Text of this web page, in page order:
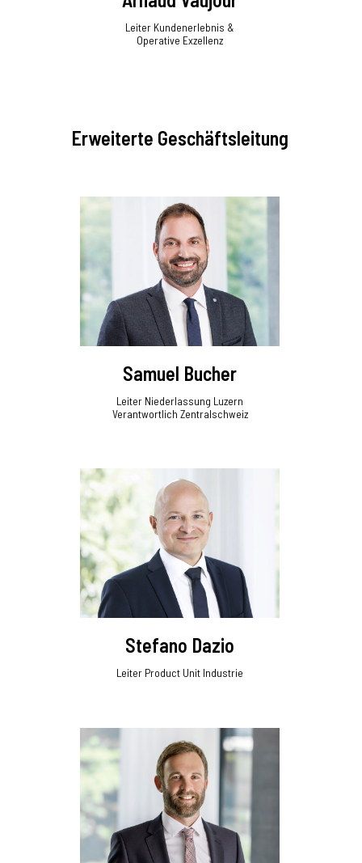
Leiter Kundenerlebnis &
Operative Exzellenz
Erweiterte Geschäftsleitung
Samuel Bucher
Leiter Niederlassung Luzern
Verantwortlich Zentralschweiz
Stefano Dazio
Leiter Product Unit Industrie